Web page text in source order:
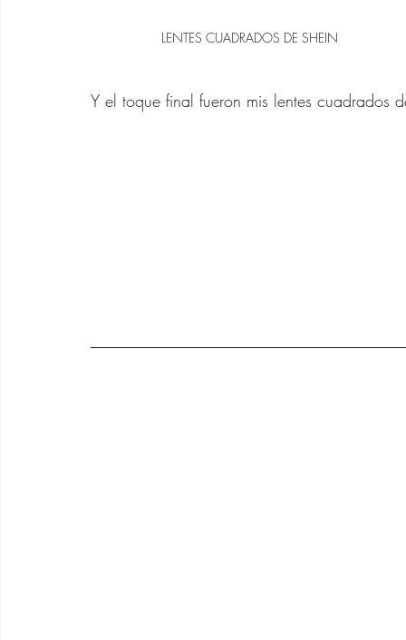
LENTES CUADRADOS DE SHEIN
Y el toque final fueron mis lentes cuadrados